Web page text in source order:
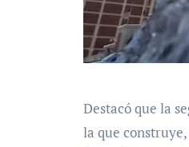
Destacó que la
la que